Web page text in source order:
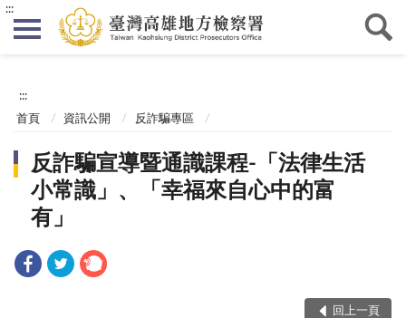
:::
:::
首頁 資訊公開 反詐騙專區
反詐騙宣導暨通識課程-「法律生活
小常識」、「幸福來自心中的富
有」
回上一頁